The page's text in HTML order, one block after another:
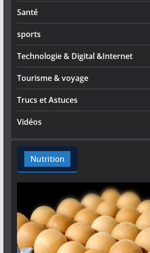
Santé
sports
Technologie & Digital &Internet
Tourisme & voyage
Trucs et Astuces
Vidéos
Nutrition